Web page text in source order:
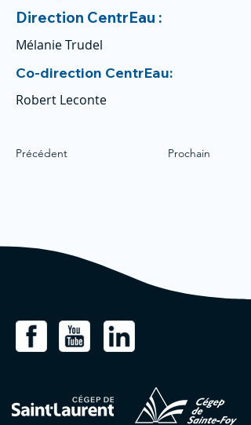
Direction CentrEau :
Mélanie Trudel
Co-direction CentrEau:
Robert Leconte
Précédent Prochain